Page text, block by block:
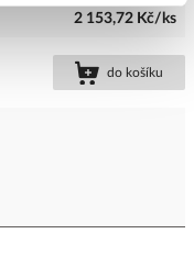
2 153,72 Kč/ks
do košíku